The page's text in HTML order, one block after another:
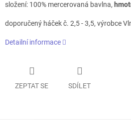
složení: 100% mercerovaná bavlna,
doporučený háček č. 2,5 - 3,5, výrobce
Detailní informace
ZEPTAT SE SDÍLET